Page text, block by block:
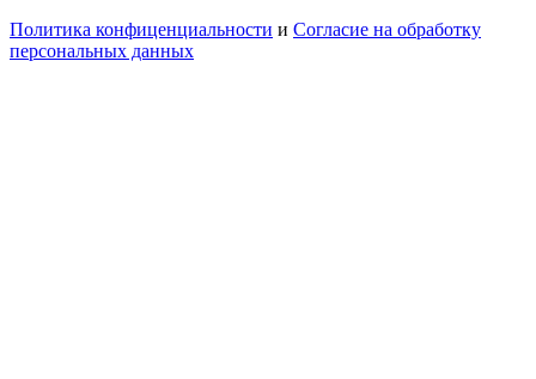
Политика конфиценциальности и Согласие на обработку
персональных данных